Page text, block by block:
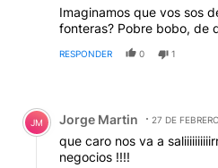
Imaginamos que vos sos
fonteras? Pobre bobo, de
RESPONDER 0 1
Comentario de Jorge Martin.
JM Jorge Martin 27 DE
que caro nos va a
negocios !!!!